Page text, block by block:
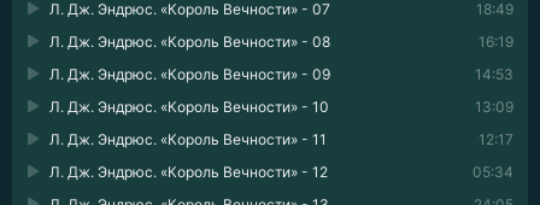
18:49
Л. Дж. Эндрюс. «Король Вечности» - 07
16:19
Л. Дж. Эндрюс. «Король Вечности» - 08
14:53
Л. Дж. Эндрюс. «Король Вечности» - 09
13:09
Л. Дж. Эндрюс. «Король Вечности» - 10
12:17
Л. Дж. Эндрюс. «Король Вечности» - 11
05:34
Л. Дж. Эндрюс. «Король Вечности» - 12